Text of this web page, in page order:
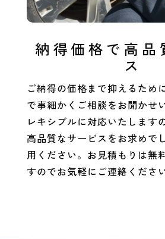
納得価格で高品
ス
ご納得の価格まで抑えるため
で事細かくご相談をお聞かせ
レキシブルに対応いたします
高品質なサービスをお求めで
用ください。お見積もりは無
すのでお気軽にご連絡ください